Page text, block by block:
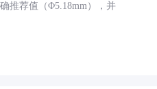
推荐值（Φ5.18mm），并